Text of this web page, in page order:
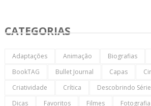
CATEGORIAS
Adaptações Animação Biografias
BookTAG
Bullet Journal Capas
Criatividade
Crítica Descobrindo
Dicas
Favoritos Filmes Fotografia